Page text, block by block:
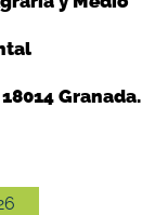
Granada.